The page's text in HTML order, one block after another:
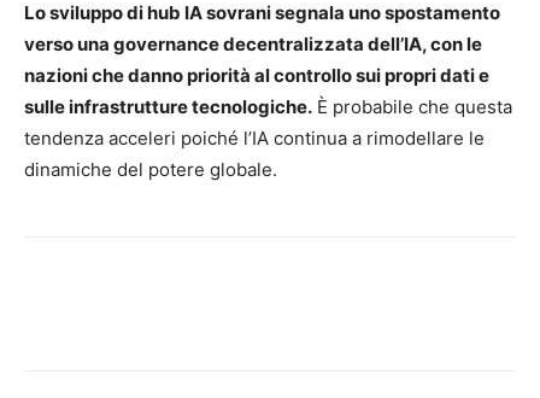
Lo sviluppo di hub IA sovrani segnala uno spostamento
verso una governance decentralizzata dell’IA, con le
nazioni che danno priorità al controllo sui propri dati e
sulle infrastrutture tecnologiche. È probabile che questa
tendenza acceleri poiché l’IA continua a rimodellare le
dinamiche del potere globale.